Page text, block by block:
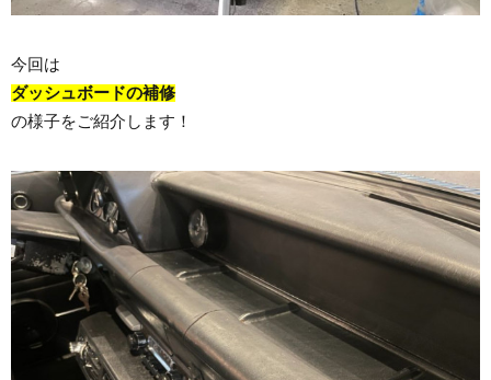
今回は
ダッシュボードの補修
の様子をご紹介します！